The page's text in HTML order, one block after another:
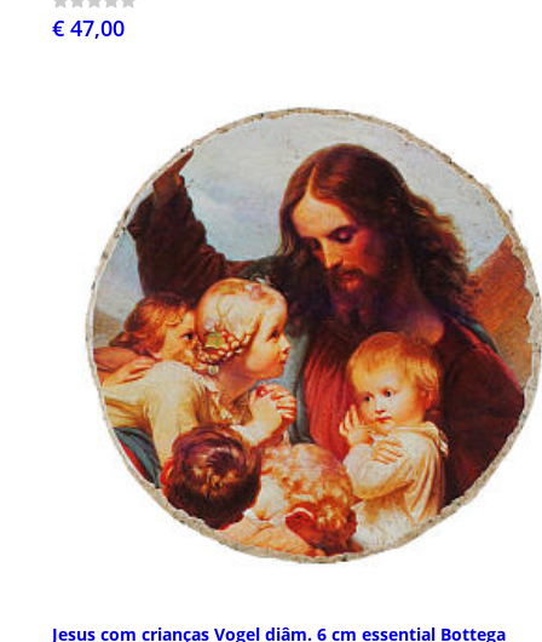
€ 47,00
Jesus com crianças Vogel diâm. 6 cm essential Bottega